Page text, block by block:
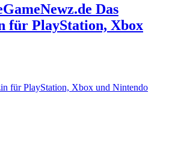
GameNewz.de Das
für PlayStation, Xbox
für PlayStation, Xbox und Nintendo